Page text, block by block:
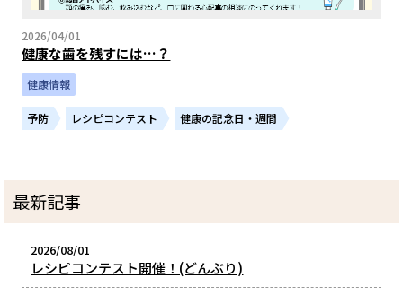
2026/04/01
健康な歯を残すには…？
健康情報
予防 レシピコンテスト 健康の記念日・週間
最新記事
2026/08/01
レシピコンテスト開催！(どんぶり)